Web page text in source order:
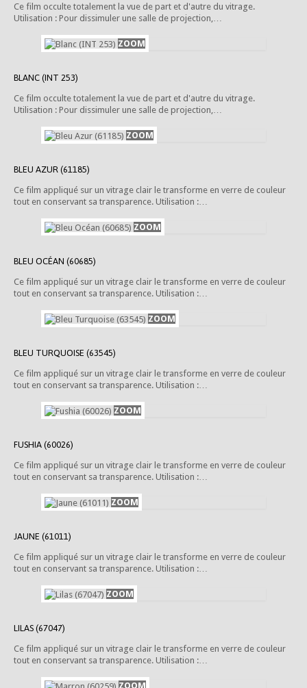
Ce film occulte totalement la vue de part et d'autre du vitrage.
Utilisation : Pour dissimuler une salle de projection,…
BLANC (INT 253)
Ce film occulte totalement la vue de part et d'autre du vitrage.
Utilisation : Pour dissimuler une salle de projection,…
BLEU AZUR (61185)
Ce film appliqué sur un vitrage clair le transforme en verre de couleur
tout en conservant sa transparence. Utilisation :…
BLEU OCÉAN (60685)
Ce film appliqué sur un vitrage clair le transforme en verre de couleur
tout en conservant sa transparence. Utilisation :…
BLEU TURQUOISE (63545)
Ce film appliqué sur un vitrage clair le transforme en verre de couleur
tout en conservant sa transparence. Utilisation :…
FUSHIA (60026)
Ce film appliqué sur un vitrage clair le transforme en verre de couleur
tout en conservant sa transparence. Utilisation :…
JAUNE (61011)
Ce film appliqué sur un vitrage clair le transforme en verre de couleur
tout en conservant sa transparence. Utilisation :…
LILAS (67047)
Ce film appliqué sur un vitrage clair le transforme en verre de couleur
tout en conservant sa transparence. Utilisation :…